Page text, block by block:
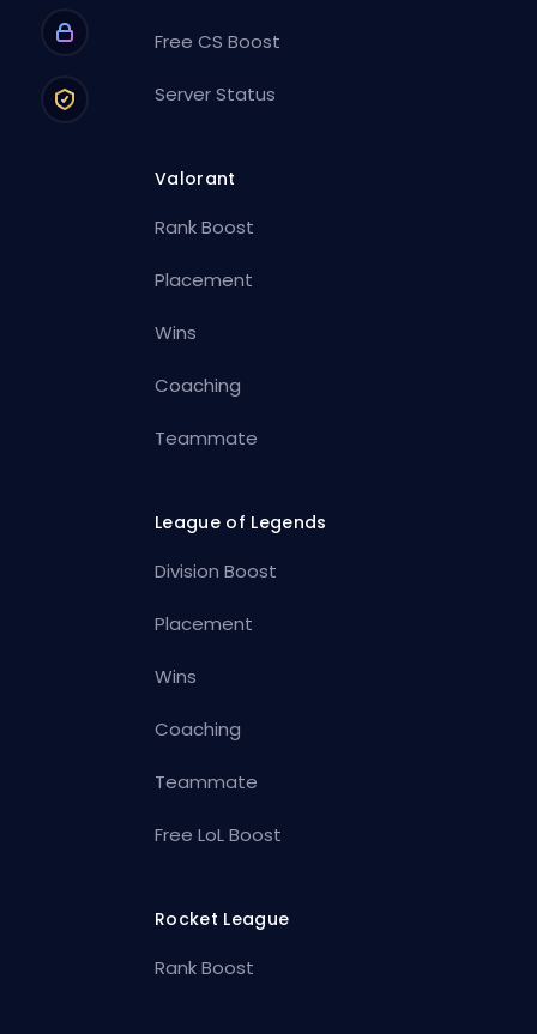
Free CS Boost
Server Status
Valorant
Rank Boost
Placement
Wins
Coaching
Teammate
League of Legends
Division Boost
Placement
Wins
Coaching
Teammate
Free LoL Boost
Rocket League
Rank Boost